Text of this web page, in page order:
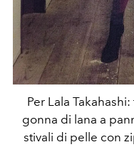
Per Lala
gonna di lana a
stivali di pelle con